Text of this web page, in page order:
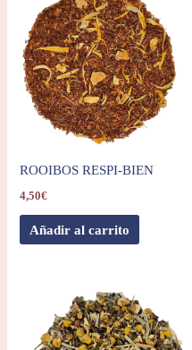
ROOIBOS RESPI-BIEN
4,50€
Añadir al carrito